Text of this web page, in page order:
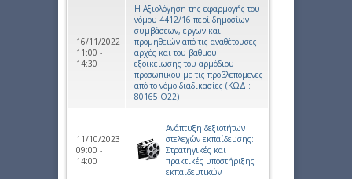
16/11/2022
11:00 -
14:30
Η Αξιολόγηση της εφαρμογής του
νόμου 4412/16 περί δημοσίων
συμβάσεων, έργων και
προμηθειών από τις αναθέτουσες
αρχές και του βαθμού
εξοικείωσης του αρμόδιου
προσωπικού με τις προβλεπόμενες
από το νόμο διαδικασίες (ΚΩΔ.:
80165 Ο22)
11/10/2023
09:00 -
14:00
Ανάπτυξη δεξιοτήτων
στελεχών εκπαίδευσης:
Στρατηγικές και
πρακτικές υποστήριξης
εκπαιδευτικών